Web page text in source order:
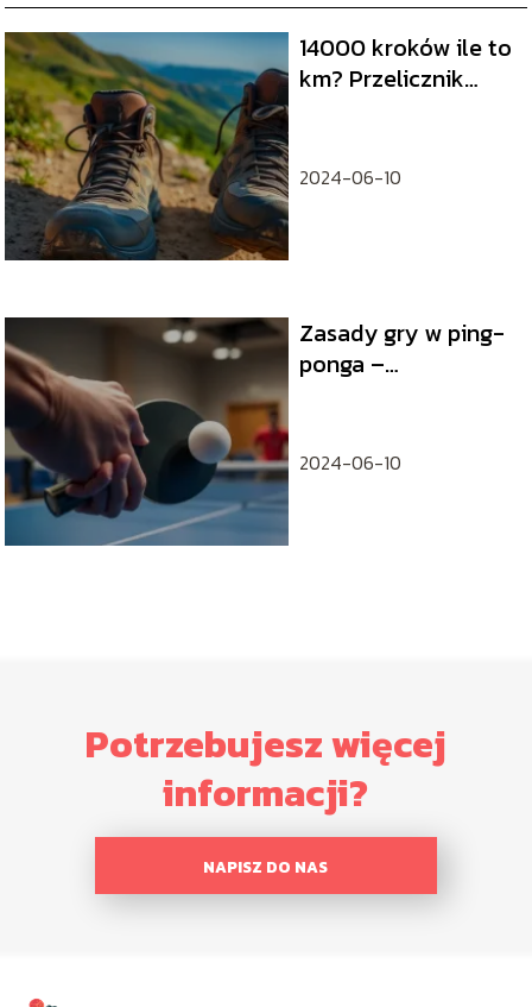
14000 kroków ile to
km? Przelicznik
2024-06-10
Zasady gry w ping-
ponga –
2024-06-10
Potrzebujesz więcej
informacji?
NAPISZ DO NAS